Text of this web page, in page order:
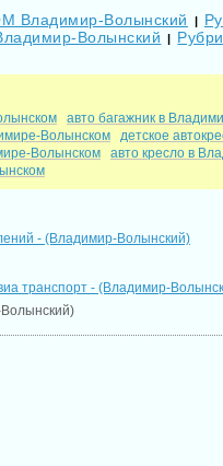
Владимир-Волынский |
Волынский |
авто багажник в
Волынском
детское
Волынском
авто кресло в
- (Владимир-Волынский)
транспорт - (Владимир-